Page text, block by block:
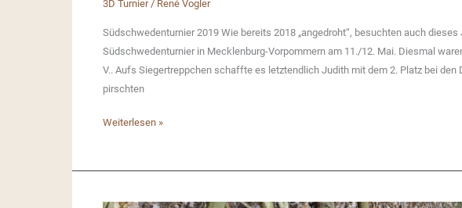
3D Turnier/ René Vogler
Südschwedenturnier 2019 Wie bereits 2018 „angedroht“, besuchten auch
Südschwedenturnier in Mecklenburg-Vorpommern am 11./12. Mai. Diesmal
V.. Aufs Siegertreppchen schaffte es letztendlich Judith mit dem 2. Platz bei
pirschten
Südschwedenturnier
Weiterlesen »